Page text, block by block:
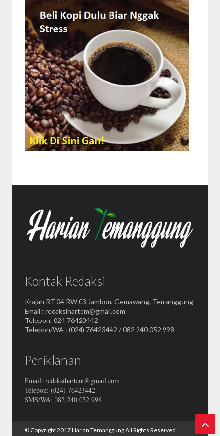
Kontak Redaksi
Krajan RT 04 RW 03 Jambon, Gemawang, Temanggung
Email : redaksihartem@gmail.com
Telepon: 024 76423442
Telepon/WA : (024) 76423442 / 082 240 052 998
Periklanan
Email: redaksihartem@gmail.com
Telepon: (024) 76423442
SMS/WA: 082 240 052 998
© Copyright 2017Harian TemanggungAll Rights Reserved.